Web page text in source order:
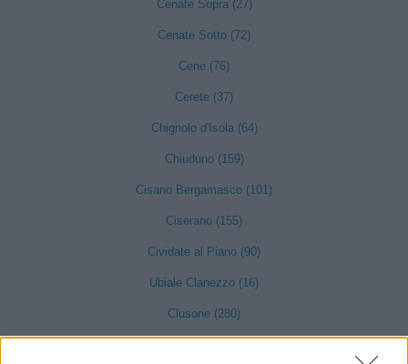
Cenate Sopra (27)
Cenate Sotto (72)
Cene (76)
Cerete (37)
Chignolo d'Isola (64)
Chiuduno (159)
Cisano Bergamasco (101)
Ciserano (155)
Cividate al Piano (90)
Ubiale Clanezzo (16)
Clusone (280)